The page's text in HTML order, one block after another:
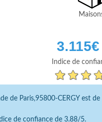
3.115
Indice de
de Paris,95800-CERGY est de
de confiance de 3.88/5.